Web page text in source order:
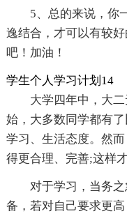
5、总的来说，你
逸结合，才可以有较
吧！加油！
学生个人学习计划14
大学四年中，大
始，大多数同学都有
学习、生活态度。然
得更合理、完善;这样
对于学习，当务
备，若对自己要求更